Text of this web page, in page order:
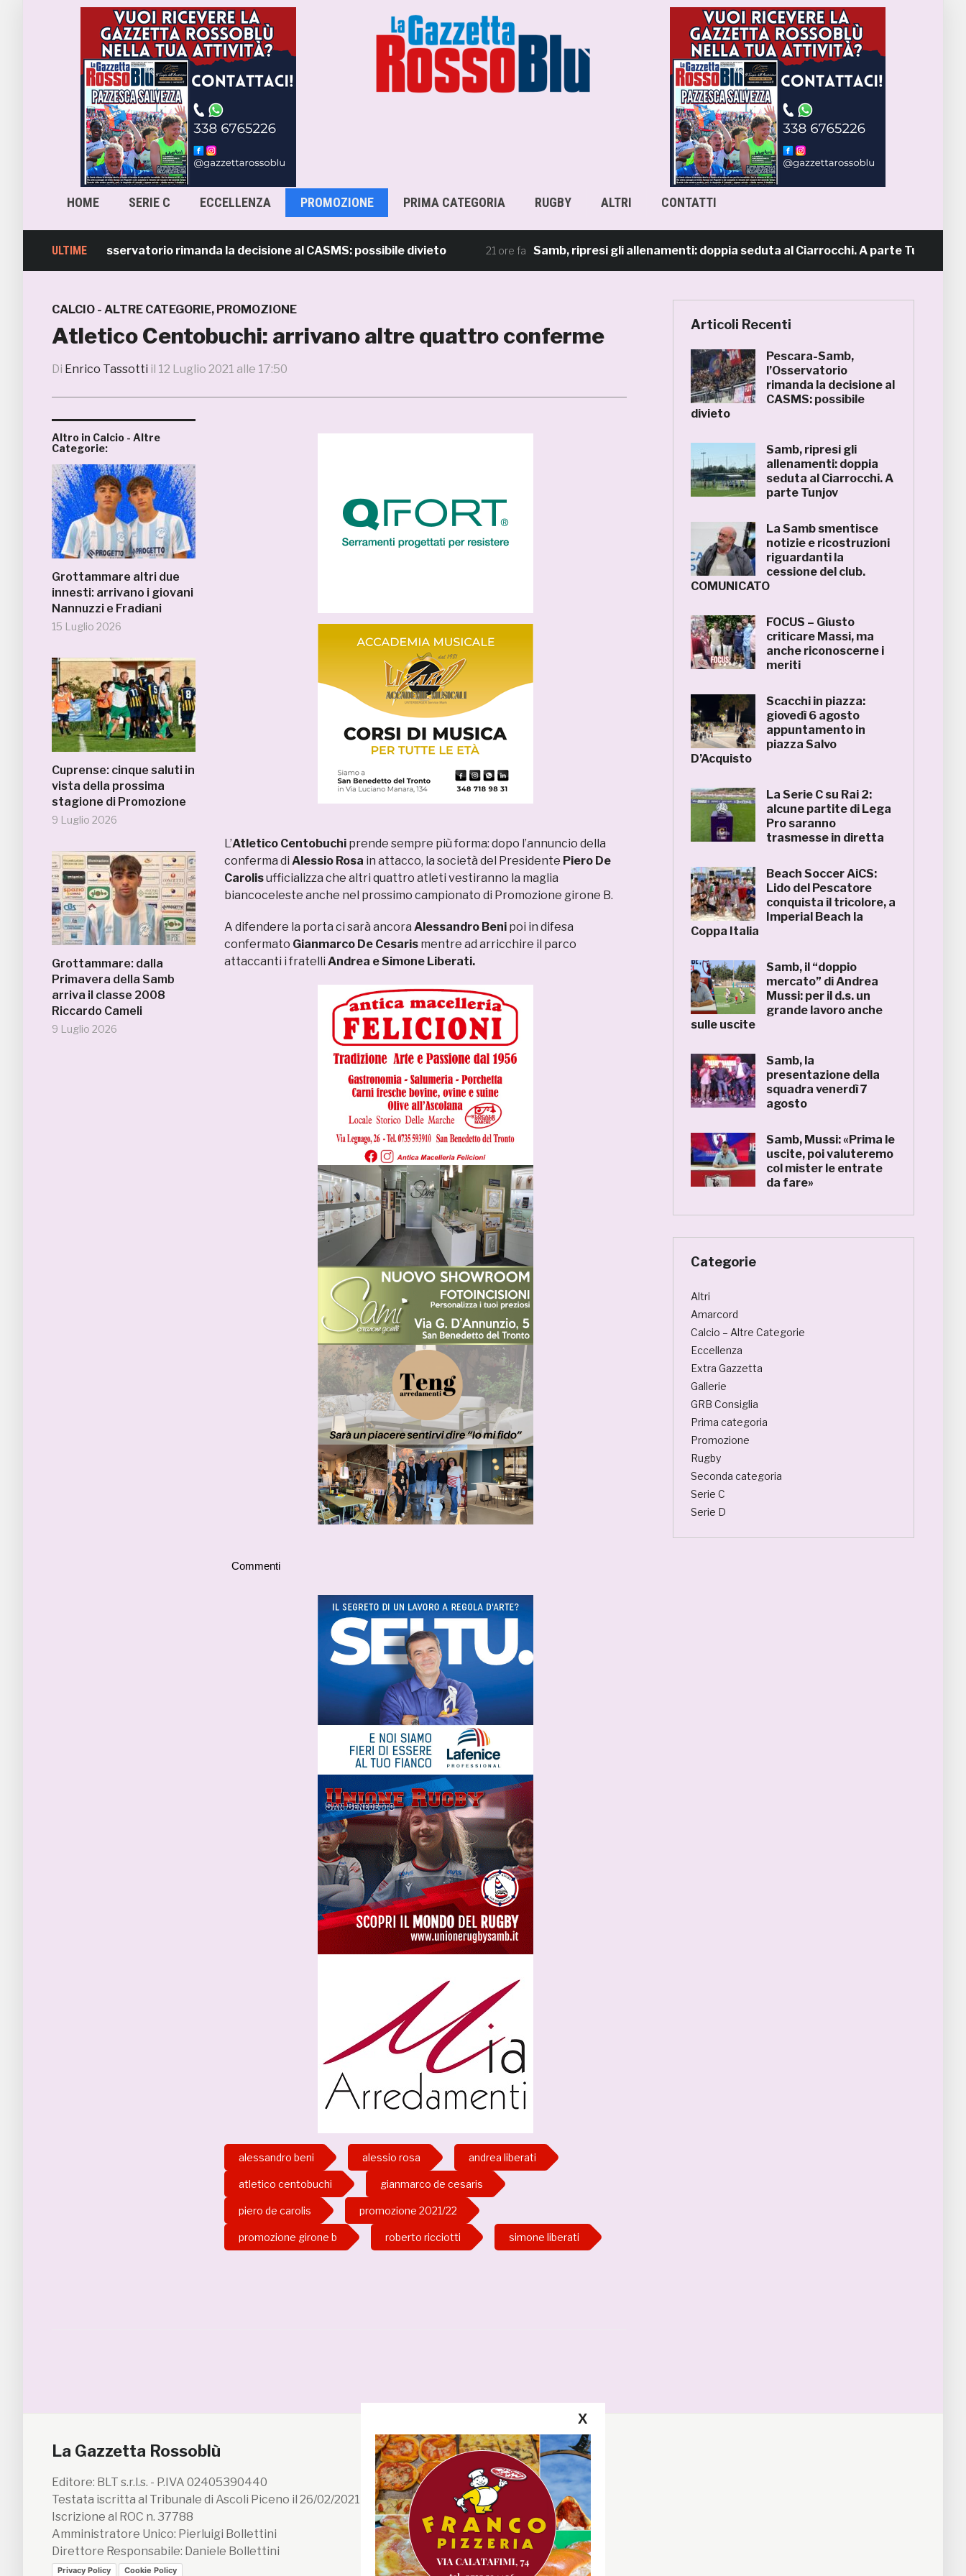
HOME SERIE C ECCELLENZA PROMOZIONE PRIMA CATEGORIA RUGBY ALTRI CONTATTI
ULTIME
Samb, l’Osservatorio rimanda la decisione al CASMS: possibile divieto 21 ore fa Samb, ripresi gli allenamenti: doppia seduta al Ciarrocchi. A parte Tunjov
CALCIO - ALTRE CATEGORIE, PROMOZIONE
Atletico Centobuchi: arrivano altre quattro conferme
Di Enrico Tassotti il 12 Luglio 2021 alle 17:50
Altro in Calcio - Altre
Categorie:
Grottammare altri due
innesti: arrivano i giovani
Nannuzzi e Fradiani
15 Luglio 2026
Cuprense: cinque saluti in
vista della prossima
stagione di Promozione
9 Luglio 2026
Grottammare: dalla
Primavera della Samb
arriva il classe 2008
Riccardo Cameli
9 Luglio 2026
L’Atletico Centobuchi prende sempre più forma: dopo l’annuncio della
conferma di Alessio Rosa in attacco, la società del Presidente Piero De
Carolisufficializza che altri quattro atleti vestiranno la maglia
biancoceleste anche nel prossimo campionato di Promozione girone B.
A difendere la porta ci sarà ancora Alessandro Beni poi in difesa
confermato Gianmarco De Cesaris mentre ad arricchire il parco
attaccanti i fratelli Andrea e Simone Liberati.
Commenti
alessandro beni alessio rosa andrea liberati
atletico centobuchi gianmarco de cesaris
piero de carolis promozione 2021/22
promozione girone b roberto ricciotti simone liberati
Articoli Recenti
Pescara-Samb,
l’Osservatorio
rimanda la decisione al
CASMS: possibile
divieto
Samb, ripresi gli
allenamenti: doppia
seduta al Ciarrocchi. A
parte Tunjov
La Samb smentisce
notizie e ricostruzioni
riguardanti la
cessione del club.
COMUNICATO
FOCUS – Giusto
criticare Massi, ma
anche riconoscerne i
meriti
Scacchi in piazza:
giovedì 6 agosto
appuntamento in
piazza Salvo
D’Acquisto
La Serie C su Rai 2:
alcune partite di Lega
Pro saranno
trasmesse in diretta
Beach Soccer AiCS:
Lido del Pescatore
conquista il tricolore, a
Imperial Beach la
Coppa Italia
Samb, il “doppio
mercato” di Andrea
Mussi: per il d.s. un
grande lavoro anche
sulle uscite
Samb, la
presentazione della
squadra venerdì 7
agosto
Samb, Mussi: «Prima le
uscite, poi valuteremo
col mister le entrate
da fare»
Categorie
Altri
Amarcord
Calcio – Altre Categorie
Eccellenza
Extra Gazzetta
Gallerie
GRB Consiglia
Prima categoria
Promozione
Rugby
Seconda categoria
Serie C
Serie D
La Gazzetta Rossoblù
Editore: BLT s.r.l.s. - P.IVA 02405390440
Testata iscritta al Tribunale di Ascoli Piceno il 26/02/2021 n. 199/2021
Iscrizione al ROC n. 37788
Amministratore Unico: Pierluigi Bollettini
Direttore Responsabile: Daniele Bollettini
Privacy Policy Cookie Policy
Segui la GRB
Facebook
Instagram
Twitter
X